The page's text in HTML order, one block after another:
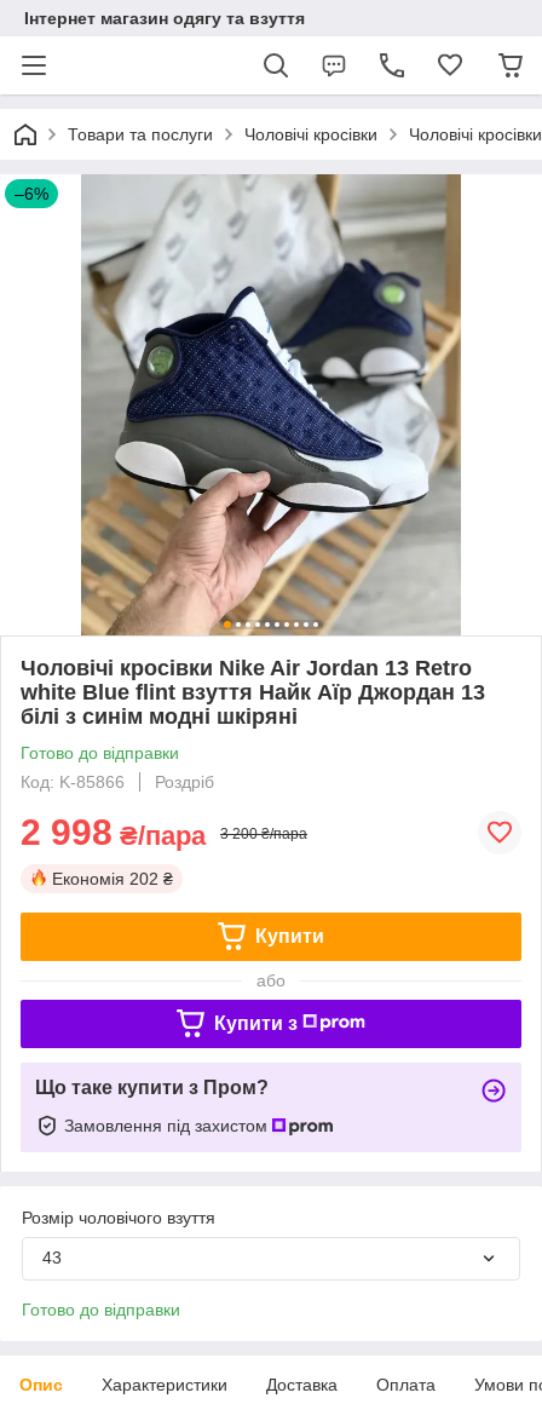
Інтернет магазин одягу та взуття
Товари та послуги Чоловічі кросівки Чоловічі
–6%
Чоловічі кросівки Nike Air Jordan 13 Retro
white Blue flint взуття Найк Аїр Джордан 13
білі з синім модні шкіряні
Готово до відправки
Код: K-85866
Роздріб
2 998 ₴/пара 3 200 ₴/пара
Економія 202 ₴
Купити
або
Купити з
Що таке купити з Пром?
Замовлення під захистом
Розмір чоловічого взуття
43
Готово до відправки
Опис Характеристики Доставка Оплата Умови